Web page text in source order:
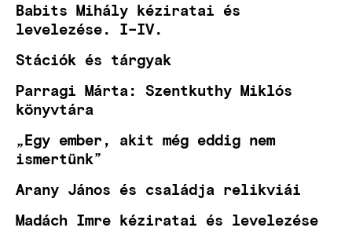
Babits Mihály kéziratai és
levelezése. I–IV.
Stációk és tárgyak
Parragi Márta: Szentkuthy Miklós
könyvtára
„Egy ember, akit még eddig nem
ismertünk”
Arany János és családja relikviái
Madách Imre kéziratai és levelezése